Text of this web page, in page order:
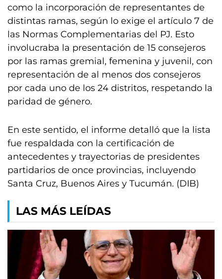
como la incorporación de representantes de
distintas ramas, según lo exige el artículo 7 de
las Normas Complementarias del PJ. Esto
involucraba la presentación de 15 consejeros
por las ramas gremial, femenina y juvenil, con
representación de al menos dos consejeros
por cada uno de los 24 distritos, respetando la
paridad de género.
En este sentido, el informe detalló que la lista
fue respaldada con la certificación de
antecedentes y trayectorias de presidentes
partidarios de once provincias, incluyendo
Santa Cruz, Buenos Aires y Tucumán. (DIB)
LAS MÁS LEÍDAS